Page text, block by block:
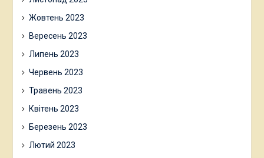
Жовтень 2023
Вересень 2023
Липень 2023
Червень 2023
Травень 2023
Квітень 2023
Березень 2023
Лютий 2023